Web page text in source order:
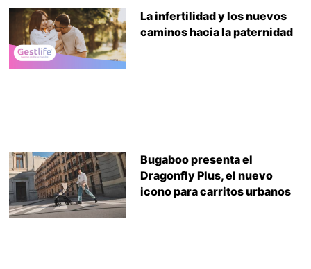
La infertilidad y los nuevos
caminos hacia la paternidad
Bugaboo presenta el
Dragonfly Plus, el nuevo
icono para carritos urbanos